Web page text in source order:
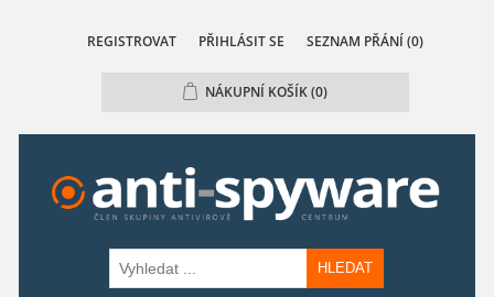
REGISTROVAT PŘIHLÁSIT SE SEZNAM PŘÁNÍ (0)
NÁKUPNÍ KOŠÍK(0)
HLEDAT